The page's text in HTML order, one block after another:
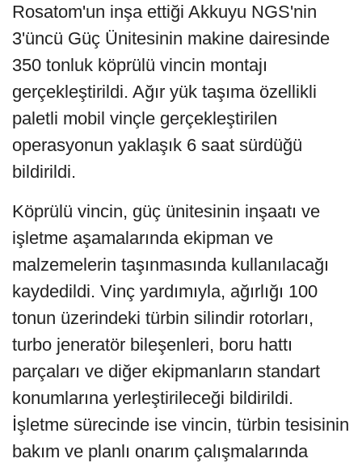
Rosatom'un inşa ettiği Akkuyu NGS'nin
3'üncü Güç Ünitesinin makine dairesinde
350 tonluk köprülü vincin montajı
gerçekleştirildi. Ağır yük taşıma özellikli
paletli mobil vinçle gerçekleştirilen
operasyonun yaklaşık 6 saat sürdüğü
bildirildi.
Köprülü vincin, güç ünitesinin inşaatı ve
işletme aşamalarında ekipman ve
malzemelerin taşınmasında kullanılacağı
kaydedildi. Vinç yardımıyla, ağırlığı 100
tonun üzerindeki türbin silindir rotorları,
turbo jeneratör bileşenleri, boru hattı
parçaları ve diğer ekipmanların standart
konumlarına yerleştirileceği bildirildi.
İşletme sürecinde ise vincin, türbin tesisinin
bakım ve planlı onarım çalışmalarında